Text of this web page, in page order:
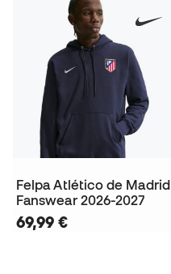
Felpa Atlético de Madrid
Fanswear 2026-2027
69,99 €